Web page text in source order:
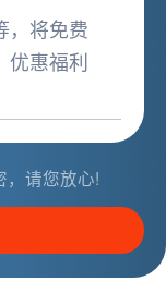
，请您放心!